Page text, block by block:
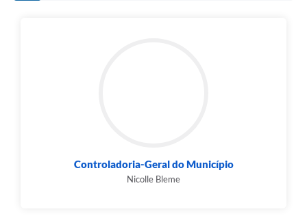
Controladoria-Geral do Município
Nicolle Bleme